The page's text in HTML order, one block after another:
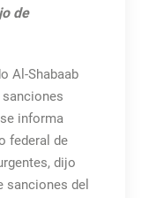
de
Al-Shabaab
informa
federal de
dijo
sanciones del